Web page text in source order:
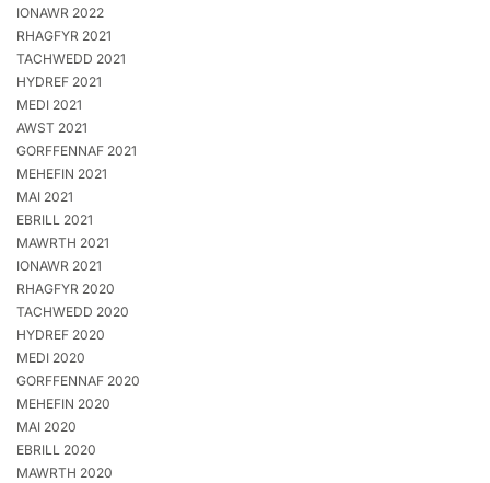
IONAWR 2022
RHAGFYR 2021
TACHWEDD 2021
HYDREF 2021
MEDI 2021
AWST 2021
GORFFENNAF 2021
MEHEFIN 2021
MAI 2021
EBRILL 2021
MAWRTH 2021
IONAWR 2021
RHAGFYR 2020
TACHWEDD 2020
HYDREF 2020
MEDI 2020
GORFFENNAF 2020
MEHEFIN 2020
MAI 2020
EBRILL 2020
MAWRTH 2020